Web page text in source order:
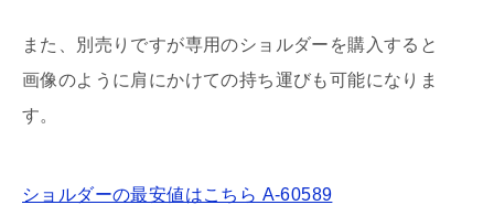
また、別売りですが専用のショルダーを購入すると
画像のように肩にかけての持ち運びも可能になりま
す。
ショルダーの最安値はこちら A-60589